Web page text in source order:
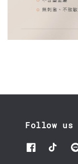
Follow us